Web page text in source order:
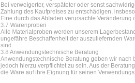
Bei verweigerter, verspäteter oder sonst
Zahlung des Kaufpreises zu entschädigen,
Eine durch das Abladen verursachte
3.7 Warenproben
Alle Materialproben werden unserem
ungefähre Beschaffenheit der auszuliefernden
sind.
3.8 Anwendungstechnische Beratung
Anwendungstechnische Beratung geben wir
jedoch hierzu verpflichtet zu sein. Aus der
die Ware auf ihre Eignung für seinen